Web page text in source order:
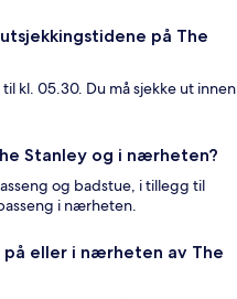
på The
kl. 05.30. Du må sjekke ut innen
Stanley og i nærheten?
og badstue, i tillegg til
i nærheten.
eller i nærheten av The